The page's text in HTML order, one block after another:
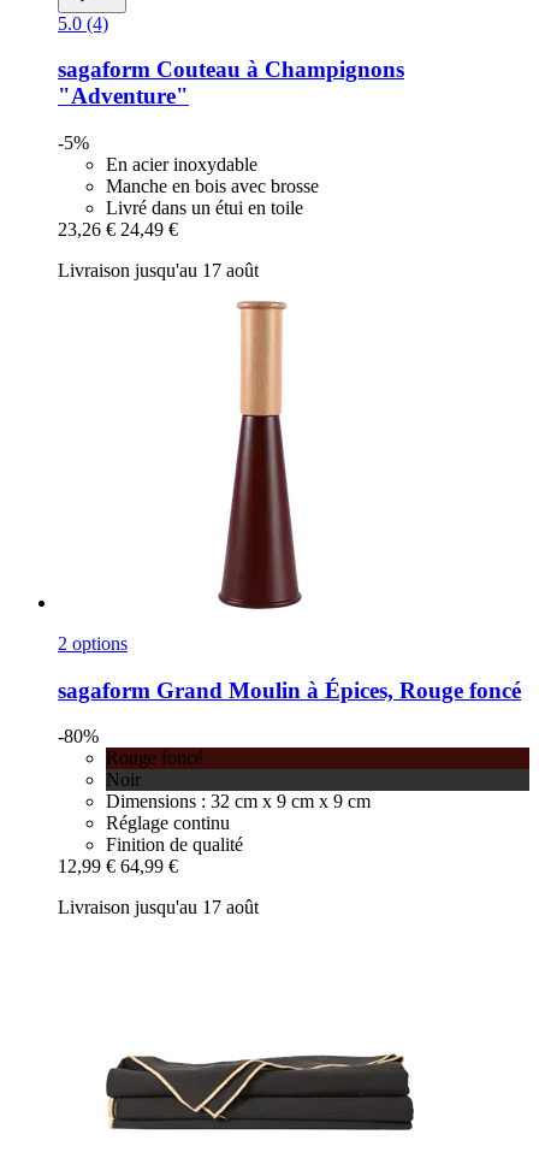
5.0 (4)
sagaform Couteau à Champignons
"Adventure"
-5%
En acier inoxydable
Manche en bois avec brosse
Livré dans un étui en toile
23,26 € 24,49 €
Livraison jusqu'au 17 août
2 options
sagaform Grand Moulin à Épices, Rouge foncé
-80%
Rouge foncé
Noir
Dimensions : 32 cm x 9 cm x 9 cm
Réglage continu
Finition de qualité
12,99 € 64,99 €
Livraison jusqu'au 17 août